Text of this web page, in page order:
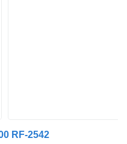
RF-2542